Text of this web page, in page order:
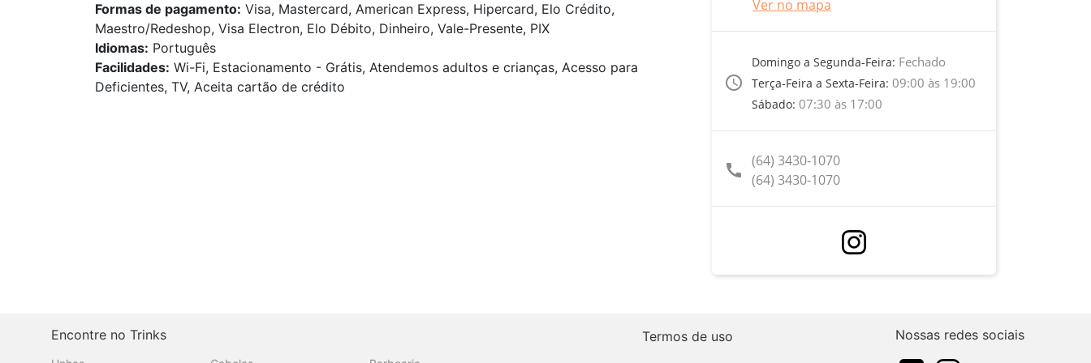
Formas de pagamento: Visa, Mastercard, American Express, Hipercard, Elo Crédito,
Maestro/Redeshop, Visa Electron, Elo Débito, Dinheiro, Vale-Presente, PIX
Idiomas: Português
Facilidades: Wi-Fi, Estacionamento - Grátis, Atendemos adultos e crianças, Acesso para
Deficientes, TV, Aceita cartão de crédito
Ver no mapa
access_time
Domingo a Segunda-Feira: Fechado
Terça-Feira a Sexta-Feira: 09:00 às 19:00
Sábado: 07:30 às 17:00
call (64) 3430-1070
(64) 3430-1070
Encontre no Trinks
Termos de uso
Nossas redes sociais